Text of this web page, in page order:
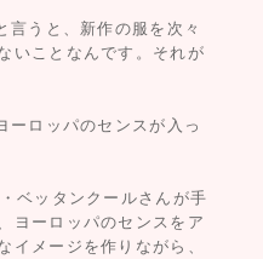
言うと、新作の服を次々
いことなんです。それが
ーロッパのセンスが入っ
ベッタンクールさんが手
ヨーロッパのセンスをア
イメージを作りながら、